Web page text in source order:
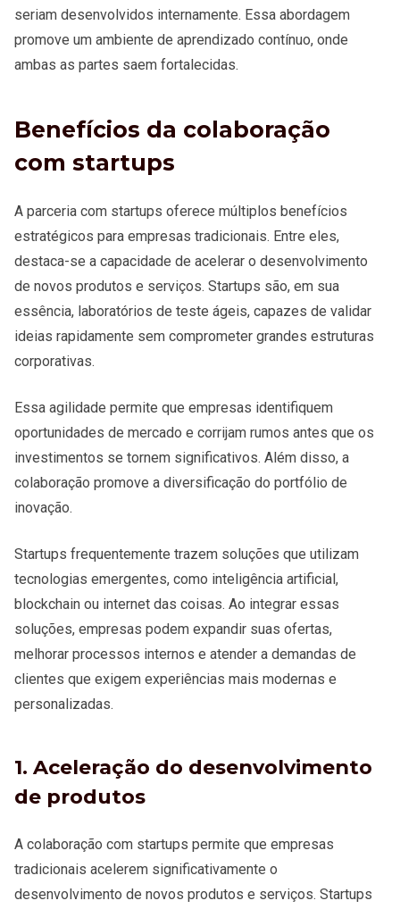
seriam desenvolvidos internamente. Essa abordagem
promove um ambiente de aprendizado contínuo, onde
ambas as partes saem fortalecidas.
Benefícios da colaboração
com startups
A parceria com startups oferece múltiplos benefícios
estratégicos para empresas tradicionais. Entre eles,
destaca-se a capacidade de acelerar o desenvolvimento
de novos produtos e serviços. Startups são, em sua
essência, laboratórios de teste ágeis, capazes de validar
ideias rapidamente sem comprometer grandes estruturas
corporativas.
Essa agilidade permite que empresas identifiquem
oportunidades de mercado e corrijam rumos antes que os
investimentos se tornem significativos. Além disso, a
colaboração promove a diversificação do portfólio de
inovação.
Startups frequentemente trazem soluções que utilizam
tecnologias emergentes, como inteligência artificial,
blockchain ou internet das coisas. Ao integrar essas
soluções, empresas podem expandir suas ofertas,
melhorar processos internos e atender a demandas de
clientes que exigem experiências mais modernas e
personalizadas.
1. Aceleração do desenvolvimento
de produtos
A colaboração com startups permite que empresas
tradicionais acelerem significativamente o
desenvolvimento de novos produtos e serviços. Startups